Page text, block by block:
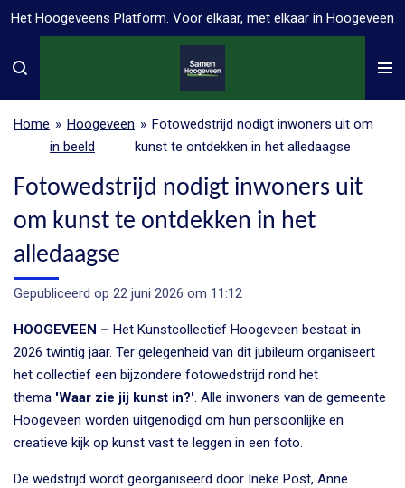
Ga
naar
Het Hoogeveens Platform. Voor elkaar, met elkaar in Hoogeveen
Home » Hoogeveen
in beeld
» Fotowedstrijd nodigt inwoners uit om
kunst te ontdekken in het alledaagse
Fotowedstrijd nodigt inwoners uit
om kunst te ontdekken in het
alledaagse
Gepubliceerd op 22 juni 2026 om 11:12
HOOGEVEEN – Het Kunstcollectief Hoogeveen bestaat in
2026 twintig jaar. Ter gelegenheid van dit jubileum organiseert
het collectief een bijzondere fotowedstrijd rond het
thema 'Waar zie jij kunst in?'. Alle inwoners van de gemeente
Hoogeveen worden uitgenodigd om hun persoonlijke en
creatieve kijk op kunst vast te leggen in een foto.
De wedstrijd wordt georganiseerd door Ineke Post, Anne